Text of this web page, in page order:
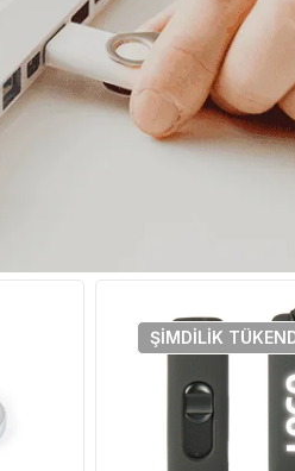
ŞIMDILIK